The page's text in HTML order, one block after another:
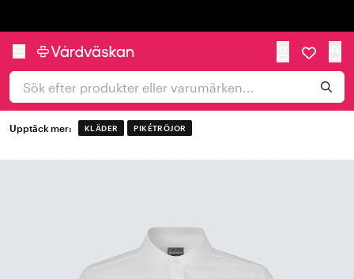
Upptäck mer: KLÄDER PIKÉTRÖJOR